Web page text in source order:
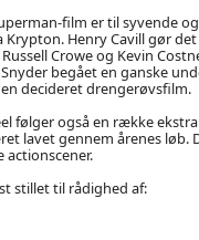
film er til syvende
Henry Cavill gør
Crowe og Kevin
begået en ganske
decideret drengerøvsfilm.
følger også en række
lavet gennem årenes løb.
stillet til rådighed af: